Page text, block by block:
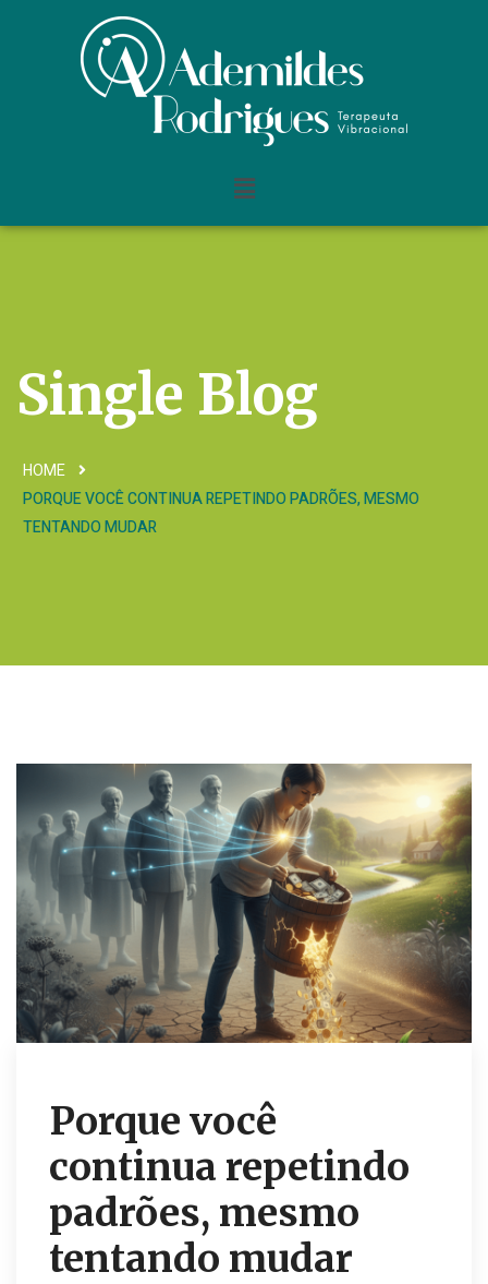
Single Blog
HOME
PORQUE VOCÊ CONTINUA REPETINDO PADRÕES, MESMO
TENTANDO MUDAR
Porque você
continua repetindo
padrões, mesmo
tentando mudar